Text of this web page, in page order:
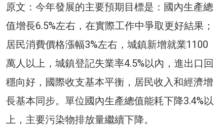
原文：今年發展的主要預期目標是：國內生產總
值增長6.5%左右，在實際工作中爭取更好結果；
居民消費價格漲幅3%左右，城鎮新增就業1100
萬人以上，城鎮登記失業率4.5%以內，進出口回
穩向好，國際收支基本平衡，居民收入和經濟增
長基本同步。單位國內生產總值能耗下降3.4%以
上，主要污染物排放量繼續下降。